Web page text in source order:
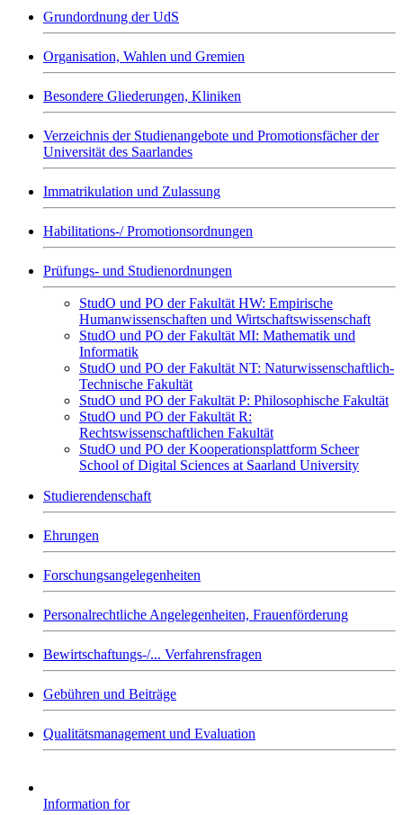
Grundordnung der UdS
Organisation, Wahlen und Gremien
Besondere Gliederungen, Kliniken
Verzeichnis der Studienangebote und Promotionsfächer der
Universität des Saarlandes
Immatrikulation und Zulassung
Habilitations-/ Promotionsordnungen
Prüfungs- und Studienordnungen
StudO und PO der Fakultät HW: Empirische
Humanwissenschaften und Wirtschaftswissenschaft
StudO und PO der Fakultät MI: Mathematik und
Informatik
StudO und PO der Fakultät NT: Naturwissenschaftlich-
Technische Fakultät
StudO und PO der Fakultät P: Philosophische Fakultät
StudO und PO der Fakultät R:
Rechtswissenschaftlichen Fakultät
StudO und PO der Kooperationsplattform Scheer
School of Digital Sciences at Saarland University
Studierendenschaft
Ehrungen
Forschungsangelegenheiten
Personalrechtliche Angelegenheiten, Frauenförderung
Bewirtschaftungs-/... Verfahrensfragen
Gebühren und Beiträge
Qualitätsmanagement und Evaluation
Information for